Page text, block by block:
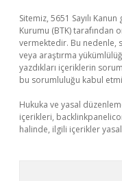
Sitemiz, 5651 Sayılı
Kurumu (BTK) tarafından
vermektedir. Bu nedenle,
veya araştırma
yazdıkları içeriklerin
bu sorumluluğu kabul
Hukuka ve yasal
içerikleri,
halinde, ilgili içerikler